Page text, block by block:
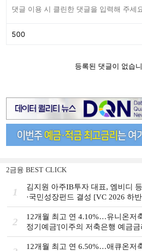
2금융 BEST CLICK
1
김지원 아주IB투자 대표, 엠비디 등
·국민성장펀드 결성 [VC 2026 하
뷰]
2
12개월 최고 연 4.10%…유니온저
정기예금'[이주의 저축은행 예금금
주]
12개월 최고 연 6.50%…애큐온저